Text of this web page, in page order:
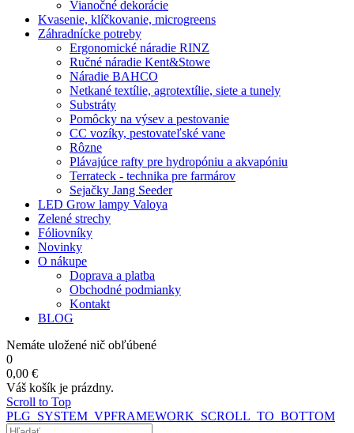
Vianočné dekorácie
Kvasenie, klíčkovanie, microgreens
Záhradnícke potreby
Ergonomické náradie RINZ
Ručné náradie Kent&Stowe
Náradie BAHCO
Netkané textílie, agrotextílie, siete a tunely
Substráty
Pomôcky na výsev a pestovanie
CC vozíky, pestovateľské vane
Rôzne
Plávajúce rafty pre hydropóniu a akvapóniu
Terrateck - technika pre farmárov
Sejačky Jang Seeder
LED Grow lampy Valoya
Zelené strechy
Fóliovníky
Novinky
O nákupe
Doprava a platba
Obchodné podmianky
Kontakt
BLOG
Nemáte uložené nič obľúbené
0
0,00 €
Váš košík je prázdny.
Scroll to Top
PLG_SYSTEM_VPFRAMEWORK_SCROLL_TO_BOTTOM